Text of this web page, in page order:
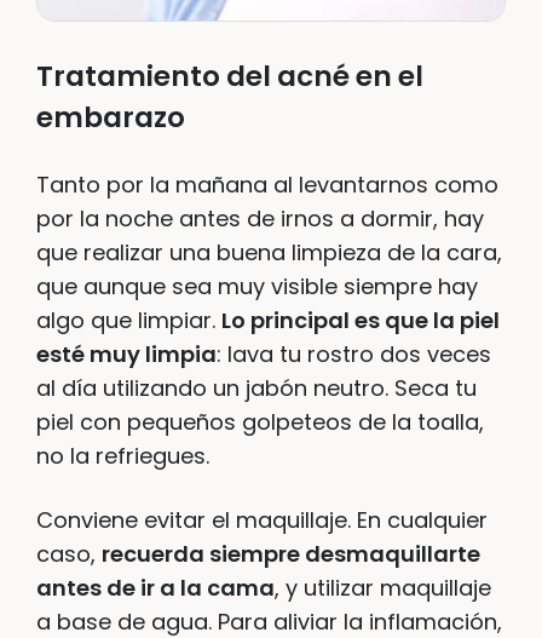
Tratamiento del acné en el
embarazo
Tanto por la mañana al levantarnos como
por la noche antes de irnos a dormir, hay
que realizar una buena limpieza de la cara,
que aunque sea muy visible siempre hay
algo que limpiar. Lo principal es que la piel
esté muy limpia: lava tu rostro dos veces
al día utilizando un jabón neutro. Seca tu
piel con pequeños golpeteos de la toalla,
no la refriegues.
Conviene evitar el maquillaje. En cualquier
caso, recuerda siempre desmaquillarte
antes de ir a la cama, y utilizar maquillaje
a base de agua. Para aliviar la inflamación,